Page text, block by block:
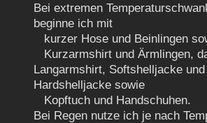
Bei extremen
beginne ich mit
kurzer Hose und Beinlingen
Kurzarmshirt und Ärmlingen,
Langarmshirt, Softshelljacke und
Hardshelljacke sowie
Kopftuch und Handschuhen.
Bei Regen nutze ich je nach